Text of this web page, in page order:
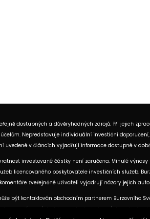
dostupných a důvěryhodných zdrojů. Při jejich
Nepředstavuje individuální investiční
uvedené v článcích vyjadřují informace dostupné v
investované částky není zaručena. Minulé
licencovaného poskytovatele investičních služeb.
zveřejněné uživateli vyjadřují názory jejich
být kontaktován obchodním partnerem Burzovního
v příslušných dokumentech dostupných na